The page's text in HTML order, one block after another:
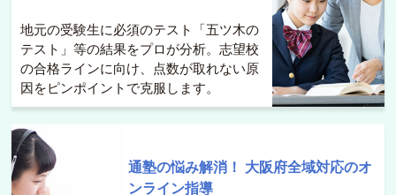
地元の受験生に必須のテスト「五ツ木の
テスト」等の結果をプロが分析。志望校
の合格ラインに向け、点数が取れない原
因をピンポイントで克服します。
通塾の悩み解消！
大阪府全域対応のオ
ンライン指導